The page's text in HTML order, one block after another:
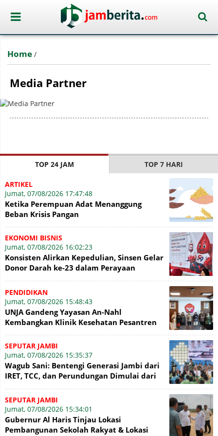
Home /
Media Partner
TOP 24 JAM TOP 7 HARI
ARTIKEL
Jumat, 07/08/2026 17:47:48
Ketika Perempuan Adat Menanggung
Beban Krisis Pangan
EKONOMI BISNIS
Jumat, 07/08/2026 16:02:23
Konsisten Alirkan Kepedulian, Sinsen Gelar
Donor Darah ke-23 dalam Perayaan
PENDIDIKAN
Jumat, 07/08/2026 15:48:43
UNJA Gandeng Yayasan An-Nahl
Kembangkan Klinik Kesehatan Pesantren
SEPUTAR JAMBI
Jumat, 07/08/2026 15:35:37
Wagub Sani: Bentengi Generasi Jambi dari
IRET, TCC, dan Perundungan Dimulai dari
SEPUTAR JAMBI
Jumat, 07/08/2026 15:34:01
Gubernur Al Haris Tinjau Lokasi
Pembangunan Sekolah Rakyat & Lokasi